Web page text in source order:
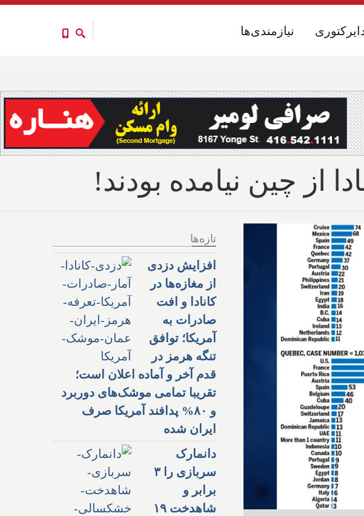
نیازمندی‌ها
نیازمندی‌ها
از چین نیامده بودند!
تازه‌ها
افزایش دزدی
از مغازه‌ها در
کانادا و افت
صادرات به
آمریکا؛ توافق
تنگه هرمز در
قدم آخر و آماده اعلان است؛
تقریبا تمامی موشک‌های دوربرد
و ۸۰% پدافند آمریکا صرف
ایران شده
دانمارک
سربازی را ۳
برابر و
شاهدخت ۱۹